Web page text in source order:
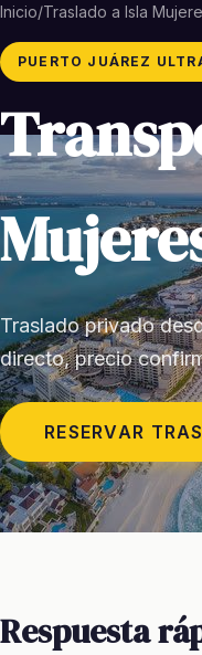
Inicio/Traslado a Isla
PUERTO JUÁREZ
Traslado privado
directo, precio
RESERVAR
Respuesta